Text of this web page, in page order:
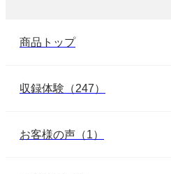
商品トップ
収録体験（247）
お客様の声（1）